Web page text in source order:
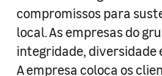
compromissos para
local. As empresas do
integridade, diversidade
A empresa coloca os